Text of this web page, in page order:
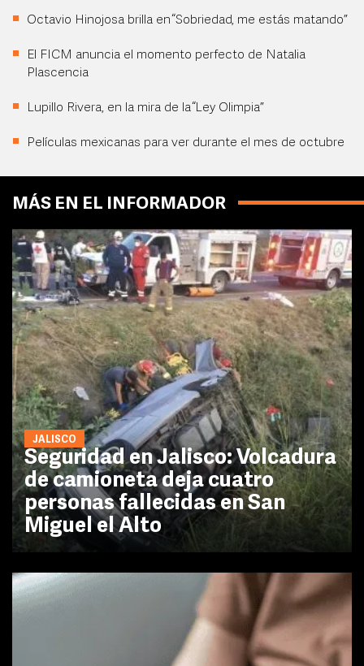
Octavio Hinojosa brilla en “Sobriedad, me estás matando”
El FICM anuncia el momento perfecto de Natalia
Plascencia
Lupillo Rivera, en la mira de la “Ley Olimpia”
Películas mexicanas para ver durante el mes de octubre
MÁS EN EL INFORMADOR
JALISCO
Seguridad en Jalisco: Volcadura
de camioneta deja cuatro
personas fallecidas en San
Miguel el Alto